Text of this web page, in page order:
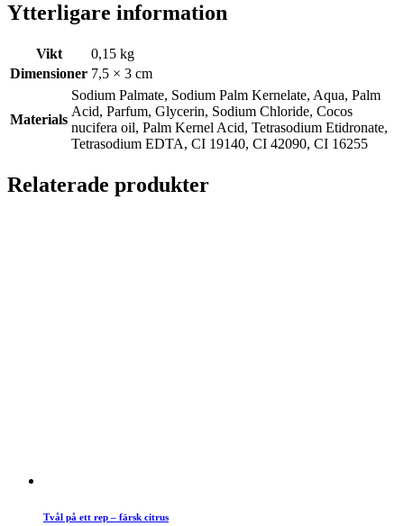
Ytterligare information
Vikt
0,15 kg
Dimensioner 7,5 × 3 cm
Materials
Sodium Palmate, Sodium Palm Kernelate, Aqua, Palm
Acid, Parfum, Glycerin, Sodium Chloride, Cocos
nucifera oil, Palm Kernel Acid, Tetrasodium Etidronate,
Tetrasodium EDTA, CI 19140, CI 42090, CI 16255
Relaterade produkter
Tvål på ett rep – färsk citrus